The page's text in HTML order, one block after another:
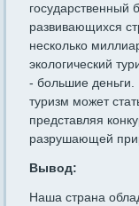
государственный
развивающихся
несколько
экологический
- большие деньги.
туризм может
представляя
разрушающей
Вывод:
Наша страна